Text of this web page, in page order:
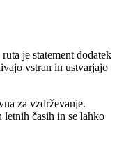
je statement dodatek
vstran in ustvarjajo
za vzdrževanje.
letnih časih in se lahko